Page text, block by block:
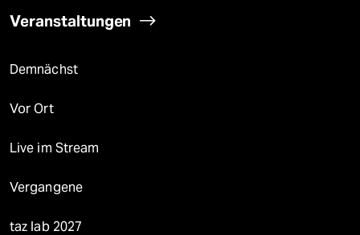
Veranstaltungen
Demnächst
Vor Ort
Live im Stream
Vergangene
taz lab 2027